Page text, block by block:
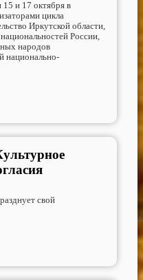
и 17 октября в
цикла
Иркутской области,
России,
народов
национально-
свой